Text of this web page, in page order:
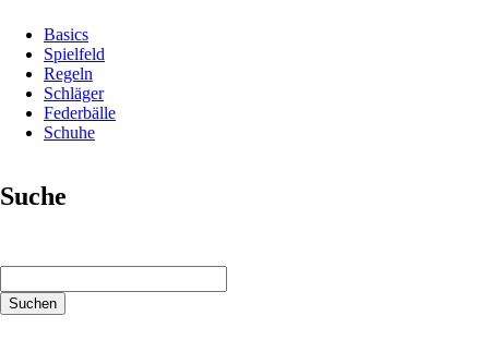
Basics
Spielfeld
Regeln
Schläger
Federbälle
Schuhe
Suche
Suchen